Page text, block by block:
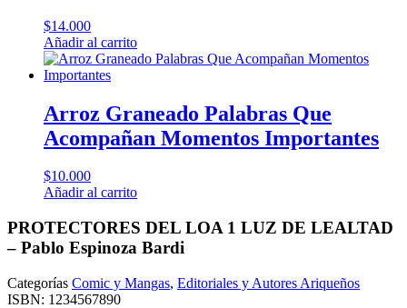
$14.000
Añadir al carrito
Arroz Graneado Palabras Que
Acompañan Momentos Importantes
$10.000
Añadir al carrito
PROTECTORES DEL LOA 1 LUZ DE LEALTAD
– Pablo Espinoza Bardi
Categorías Comic y Mangas, Editoriales y Autores Ariqueños
ISBN: 1234567890